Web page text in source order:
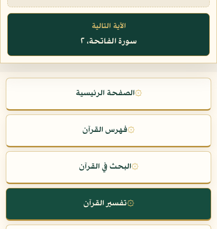
الآية التالية
سورة الفاتحة، ٢
۞الصفحة الرئيسية
۞فهرس القرآن
۞البحث في القرآن
۞تفسير القرآن